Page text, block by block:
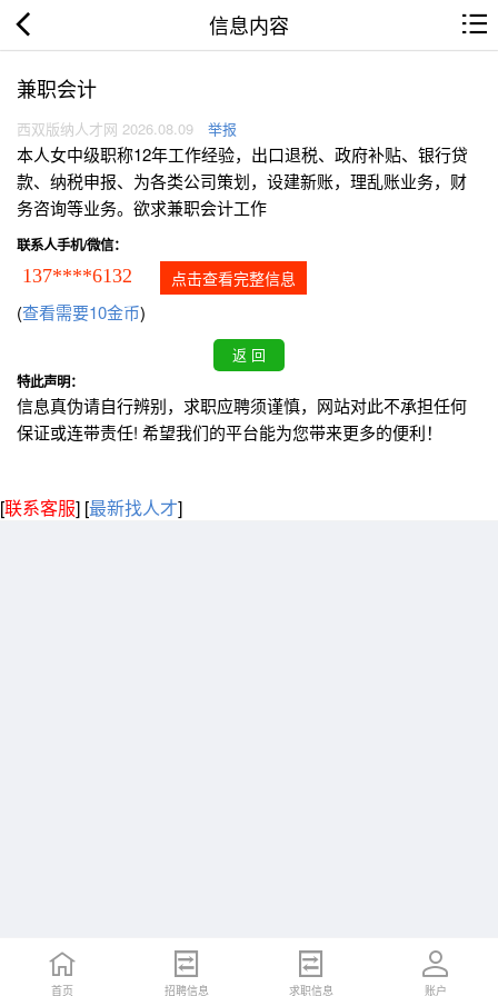
信息内容
兼职会计
西双版纳人才网 2026.08.09 举报
本人女中级职称12年工作经验，出口退税、政府补贴、银行贷
款、纳税申报、为各类公司策划，设建新账，理乱账业务，财
务咨询等业务。欲求兼职会计工作
联系人手机/微信：
137****6132 点击查看完整信息
(查看需要10金币)
特此声明：
信息真伪请自行辨别，求职应聘须谨慎，网站对此不承担任何
保证或连带责任! 希望我们的平台能为您带来更多的便利！
[联系客服] [最新找人才]
首页 招聘信息 求职信息 账户